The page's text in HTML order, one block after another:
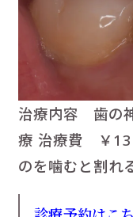
治療内容 歯の
療 治療費 ￥
のを噛むと割れ